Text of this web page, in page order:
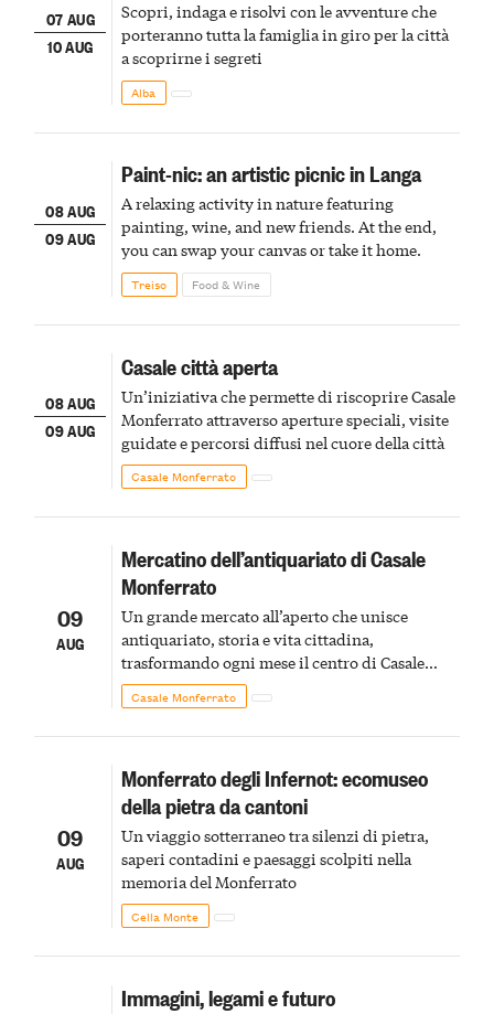
07 AUG
10 AUG
Scopri, indaga e risolvi con le avventure che
porteranno tutta la famiglia in giro per la città
a scoprirne i segreti
Alba
08 AUG
09 AUG
Paint-nic: an artistic picnic in Langa
A relaxing activity in nature featuring
painting, wine, and new friends. At the end,
you can swap your canvas or take it home.
Treiso Food & Wine
08 AUG
09 AUG
Casale città aperta
Un’iniziativa che permette di riscoprire Casale
Monferrato attraverso aperture speciali, visite
guidate e percorsi diffusi nel cuore della città
Casale Monferrato
09
AUG
Mercatino dell’antiquariato di Casale
Monferrato
Un grande mercato all’aperto che unisce
antiquariato, storia e vita cittadina,
trasformando ogni mese il centro di Casale
Monferrato in un luogo di scoperta e racconto
Casale Monferrato
09
AUG
Monferrato degli Infernot: ecomuseo
della pietra da cantoni
Un viaggio sotterraneo tra silenzi di pietra,
saperi contadini e paesaggi scolpiti nella
memoria del Monferrato
Cella Monte
Immagini, legami e futuro